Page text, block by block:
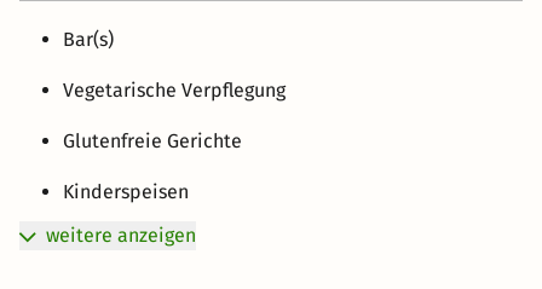
Bar(s)
Vegetarische Verpflegung
Glutenfreie Gerichte
Kinderspeisen
weitere anzeigen